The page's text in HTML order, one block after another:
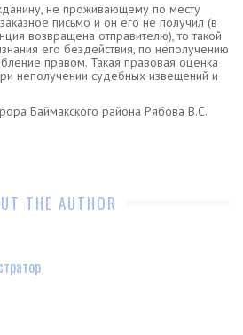
не проживающему по месту
письмо и он его не получил (в
возвращена отправителю), то такой
его бездействия, по неполучению
правом. Такая правовая оценка
неполучении судебных извещений и
Баймакского района Рябова В.С.
THE AUTHOR